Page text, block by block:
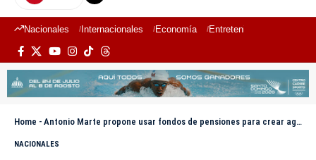
Nacionales Internacionales Economía Entretenimiento
Home - Antonio Marte propone usar fondos de pensiones para crear agroindustrias en Hato Mayor y El Seibo
NACIONALES